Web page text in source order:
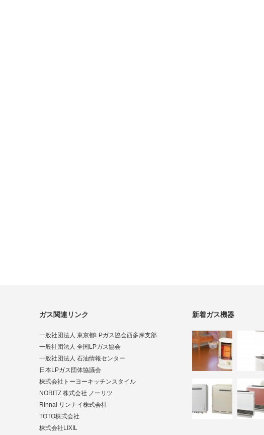
ガス関連リンク
一般社団法人 東京都LPガス協会西多摩支部
一般社団法人 全国LPガス協会
一般社団法人 石油情報センター
日本LPガス団体協議会
株式会社トーヨーキッチンスタイル
NORITZ 株式会社 ノーリツ
Rinnai リンナイ株式会社
TOTO株式会社
株式会社LIXIL
新着ガス機器